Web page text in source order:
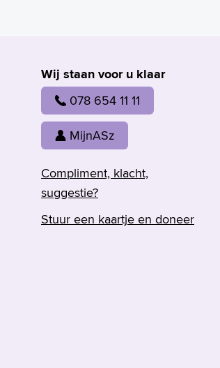
Wij staan voor u klaar
078 654 11 11
MijnASz
Compliment, klacht,
suggestie?
Stuur een kaartje en doneer